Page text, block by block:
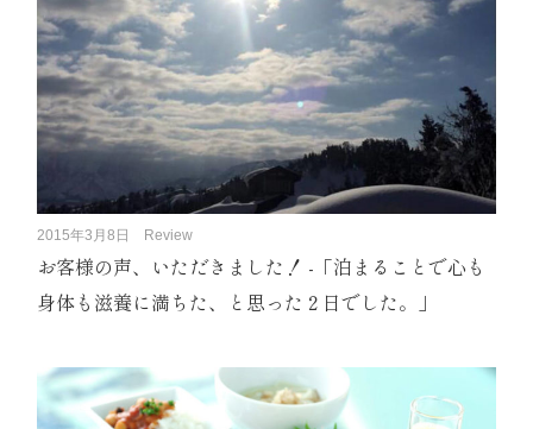
2015年3月8日 Review
お客様の声、いただきました！ -「泊まることで心も
身体も滋養に満ちた、と思った２日でした。」